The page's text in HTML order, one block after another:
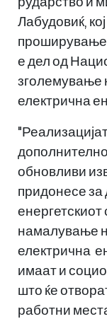
Лабудовиќ,
проширување
е дел од
зголемување
електрична
обновливи
придонесе за
енергетскиот
намалување
електрична
имаат и
што ќе
работни